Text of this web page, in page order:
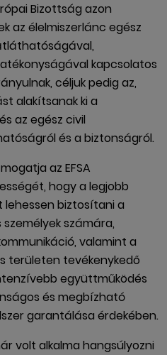
Bizottság azon
az élelmiszerlánc egész
kapcsolatos
céljuk pedig az,
alakítsanak ki a
az egész civil
és a biztonságról.
az EFSA
hogy a legjobb
biztosítani a
számára,
valamint a
területen tevékenykedő
együttműködés
és megbízható
garantálása érdekében.
volt alkalma hangsúlyozni